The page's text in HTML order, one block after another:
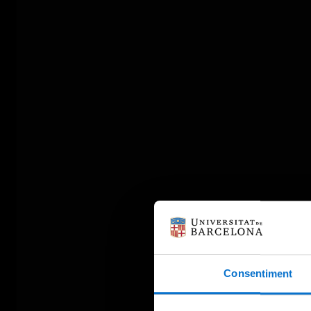
Consentiment